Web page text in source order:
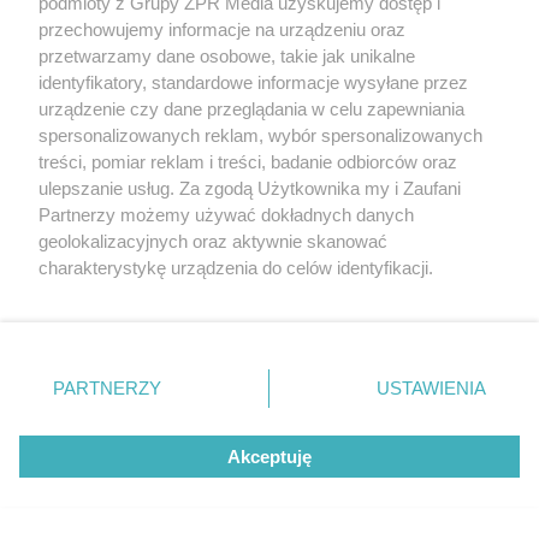
Ronalda Koemana?
PŁYWANIE
ME w pływaniu. Sprawdź
które miejsce zajęła Polka w
przechowujemy informacje na urządzeniu oraz
przetwarzamy dane osobowe, takie jak unikalne
identyfikatory, standardowe informacje wysyłane przez
urządzenie czy dane przeglądania w celu zapewniania
spersonalizowanych reklam, wybór spersonalizowanych
treści, pomiar reklam i treści, badanie odbiorców oraz
ulepszanie usług. Za zgodą Użytkownika my i Zaufani
Partnerzy możemy używać dokładnych danych
geolokalizacyjnych oraz aktywnie skanować
charakterystykę urządzenia do celów identyfikacji.
zmienić/wycofać klikając przycisk ustawień prywatności
znajdujący się w lewym dolnym rogu strony
rodzaje przetwarzania danych nie wymagają zgody
użytkownika, ale masz prawo sprzeciwić się takiemu
przetwarzaniu. Preferencje będą miały zastosowanie tylko
PARTNERZY USTAWIENIA
Akceptuję